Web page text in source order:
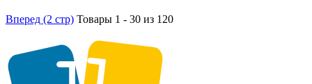
Вперед (2 стр) Товары 1 - 30 из 120